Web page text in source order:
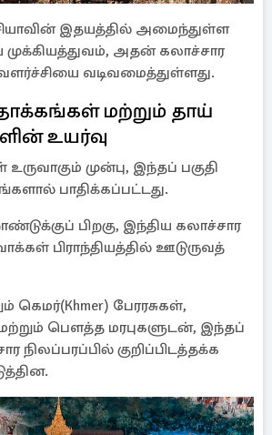
இதயத்தில் அமைந்துள்ள
அதன் கலாச்சார
வடிவமைத்துள்ளது.
மற்றும் தாய்
உயர்வு
முன்பு, இந்தப் பகுதி
பாதிக்கப்பட்டது.
பிறகு, இந்திய கலாச்சார
பிராந்தியத்தில் ஊடுருவத்
கெமர்(Khmer) பேரரசுகள்,
பௌத்த மரபுகளுடன், இந்தப்
நிலப்பரப்பில் குறிப்பிடத்தக்க